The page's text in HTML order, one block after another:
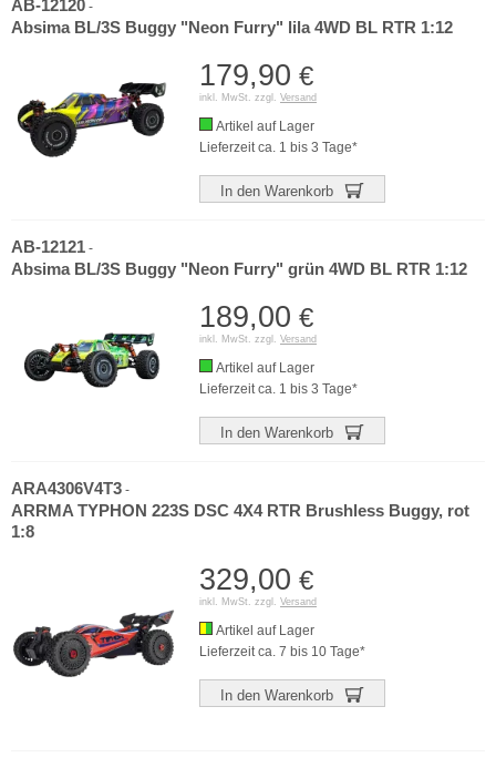
AB-12120 -
Absima BL/3S Buggy "Neon Furry" lila 4WD BL RTR 1:12
179,90 €
inkl. MwSt. zzgl. Versand
Artikel auf Lager
Lieferzeit ca. 1 bis 3 Tage*
In den Warenkorb
AB-12121 -
Absima BL/3S Buggy "Neon Furry" grün 4WD BL RTR 1:12
189,00 €
inkl. MwSt. zzgl. Versand
Artikel auf Lager
Lieferzeit ca. 1 bis 3 Tage*
In den Warenkorb
ARA4306V4T3 -
ARRMA TYPHON 223S DSC 4X4 RTR Brushless Buggy, rot
1:8
329,00 €
inkl. MwSt. zzgl. Versand
Artikel auf Lager
Lieferzeit ca. 7 bis 10 Tage*
In den Warenkorb